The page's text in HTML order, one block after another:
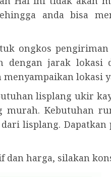
anda bisa
ongkos
dengan jarak lokasi
lokasi
lisplang ukir
murah. Kebutuhan
lisplang. Dapatkan
dan harga, silakan